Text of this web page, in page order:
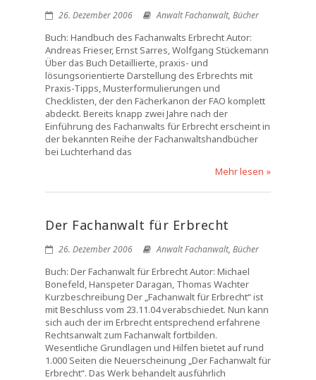
26. Dezember 2006 Anwalt Fachanwalt, Bücher
Buch: Handbuch des Fachanwalts Erbrecht Autor:
Andreas Frieser, Ernst Sarres, Wolfgang Stückemann
Über das Buch Detaillierte, praxis- und
lösungsorientierte Darstellung des Erbrechts mit
Praxis-Tipps, Musterformulierungen und
Checklisten, der den Fächerkanon der FAO komplett
abdeckt. Bereits knapp zwei Jahre nach der
Einführung des Fachanwalts für Erbrecht erscheint in
der bekannten Reihe der Fachanwaltshandbücher
bei Luchterhand das
Mehr lesen »
Der Fachanwalt für Erbrecht
26. Dezember 2006 Anwalt Fachanwalt, Bücher
Buch: Der Fachanwalt für Erbrecht Autor: Michael
Bonefeld, Hanspeter Daragan, Thomas Wachter
Kurzbeschreibung Der „Fachanwalt für Erbrecht“ ist
mit Beschluss vom 23.11.04 verabschiedet. Nun kann
sich auch der im Erbrecht entsprechend erfahrene
Rechtsanwalt zum Fachanwalt fortbilden.
Wesentliche Grundlagen und Hilfen bietet auf rund
1.000 Seiten die Neuerscheinung „Der Fachanwalt für
Erbrecht“. Das Werk behandelt ausführlich